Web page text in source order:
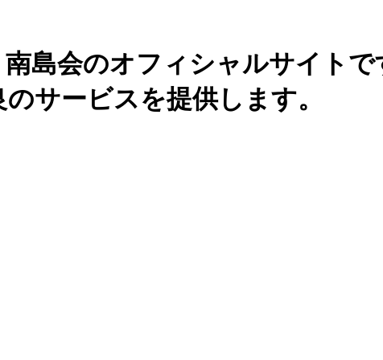
島会のオフィシャルサイトで
サービスを提供します。